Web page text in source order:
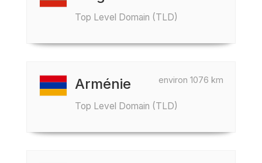
Top Level Domain (TLD)
environ 1076 km
Arménie
Top Level Domain (TLD)